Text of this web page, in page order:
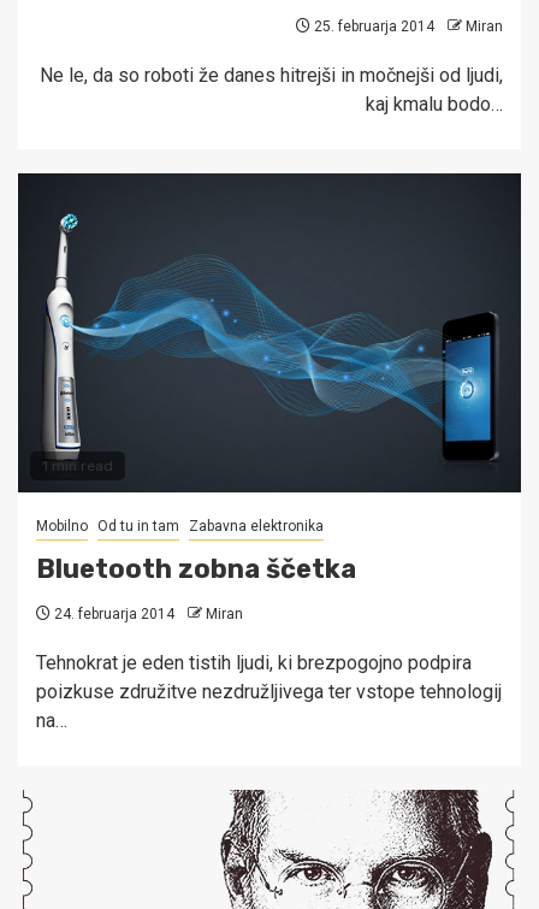
25. februarja 2014 Miran
Ne le, da so roboti že danes hitrejši in močnejši od ljudi,
kaj kmalu bodo…
1 min read
Mobilno Od tu in tam Zabavna elektronika
Bluetooth zobna ščetka
24. februarja 2014 Miran
Tehnokrat je eden tistih ljudi, ki brezpogojno podpira
poizkuse združitve nezdružljivega ter vstope tehnologij
na…